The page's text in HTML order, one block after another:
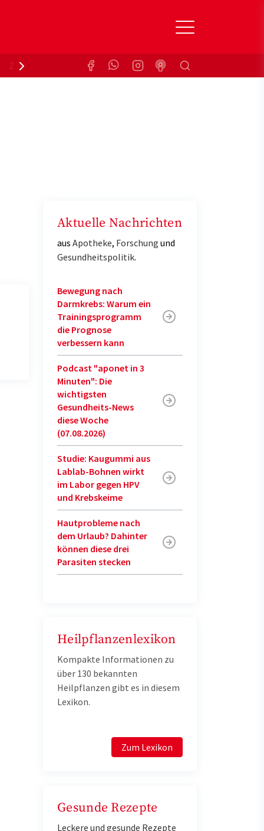
Zuzahlungsbefreiung KrankenkasseSuchen
Aktuelle Nachrichten
aus Apotheke, Forschung und
Gesundheitspolitik.
Bewegung nach
Darmkrebs: Warum ein
Trainingsprogramm
die Prognose
verbessern kann
Podcast "aponet in 3
Minuten": Die
wichtigsten
Gesundheits-News
diese Woche
(07.08.2026)
Studie: Kaugummi aus
Lablab-Bohnen wirkt
im Labor gegen HPV
und Krebskeime
Hautprobleme nach
dem Urlaub? Dahinter
können diese drei
Parasiten stecken
Heilpflanzenlexikon
Kompakte Informationen zu
über 130 bekannten
Heilpflanzen gibt es in diesem
Lexikon.
Zum Lexikon
Gesunde Rezepte
Leckere und gesunde Rezepte